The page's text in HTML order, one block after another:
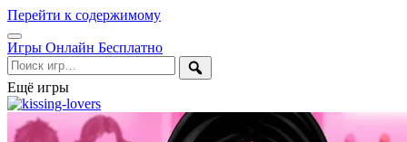
Перейти к содержимому
Открыть
меню
Игры Онлайн Бесплатно
Поиск
Ещё игры